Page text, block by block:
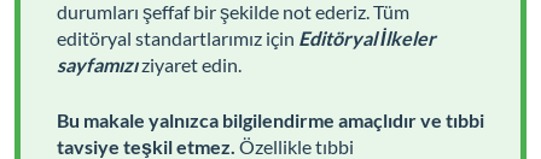
durumları şeffaf bir şekilde not ederiz. Tüm
editöryal standartlarımız için Editöryal İlkeler
sayfamızıziyaret edin.
Bu makale yalnızca bilgilendirme amaçlıdır ve tıbbi
tavsiye teşkil etmez. Özellikle tıbbi